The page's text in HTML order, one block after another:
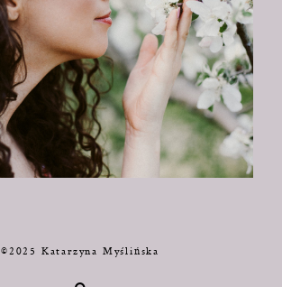
©2025 Katarzyna Myślińska